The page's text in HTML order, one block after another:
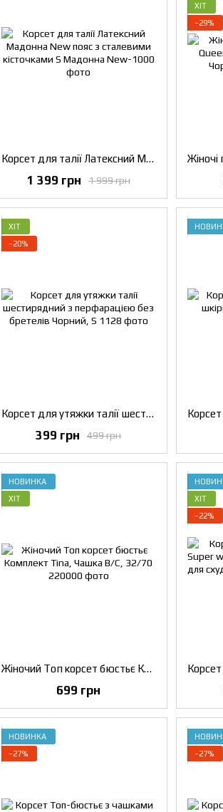
Корсет для талії Латексний Мадонна New пояс з сталевими кісточками S
1 999 грн
1 399 грн
ХІТ
−29%
ХІТ
−20%
Корсет для утяжки талії шестирядний з перфарацією без бретелів Чорний, S
499 грн
399 грн
НОВИНКА
ХІТ
Жіночий Топ корсет бюстьє Комплект Tina, Чашка B/C, 32/70
699 грн
ХІТ
−22%
НОВИНКА
−27%
−27%